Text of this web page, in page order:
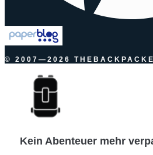
© 2007—2026
Kein Abenteuer mehr